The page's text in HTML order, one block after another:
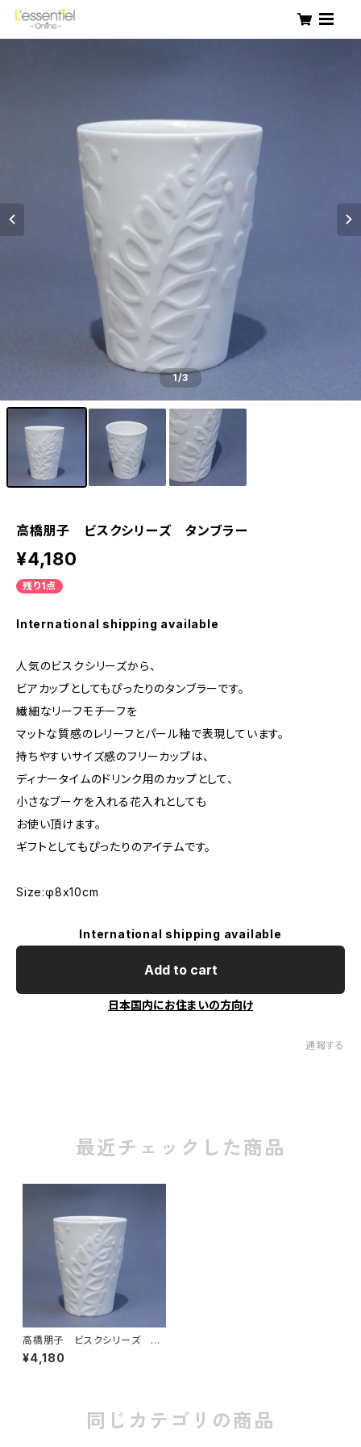
1/3
高橋朋子 ビスクシリーズ タンブラー
¥4,180
残り1点
International shipping available
人気のビスクシリーズから、
ビアカップとしてもぴったりのタンブラーです。
繊細なリーフモチーフを
マットな質感のレリーフとパール釉で表現しています。
持ちやすいサイズ感のフリーカップは、
ディナータイムのドリンク用のカップとして、
小さなブーケを入れる花入れとしても
お使い頂けます。
ギフトとしてもぴったりのアイテムです。
Size:φ8x10cm
International shipping available
Add to cart
日本国内にお住まいの方向け
通報する
最近チェックした商品
高橋朋子 ビスクシリーズ タ
ンブラー
¥4,180
同じカテゴリの商品